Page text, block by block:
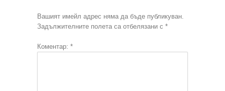
Вашият имейл адрес няма да бъде публикуван.
Задължителните полета са отбелязани с *
Коментар: *